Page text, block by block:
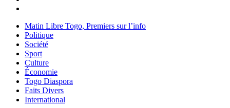
Matin Libre Togo, Premiers sur l’info
Politique
Société
Sport
Culture
Économie
Togo Diaspora
Faits Divers
International